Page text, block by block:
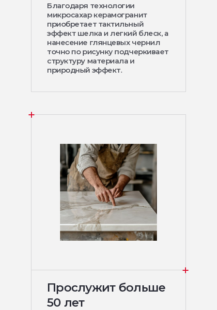
Благодаря технологии
микросахар керамогранит
приобретает тактильный
эффект шелка и легкий блеск, а
нанесение глянцевых чернил
точно по рисунку подчеркивает
структуру материала и
природный эффект.
Прослужит больше
50 лет